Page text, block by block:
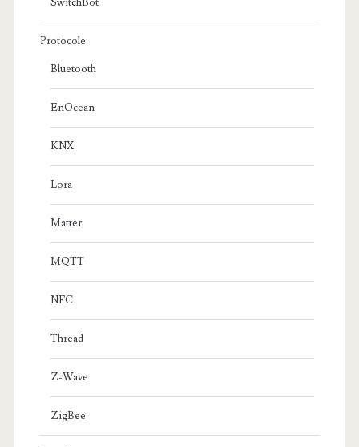
SwitchBot
Protocole
Bluetooth
EnOcean
KNX
Lora
Matter
MQTT
NFC
Thread
Z-Wave
ZigBee